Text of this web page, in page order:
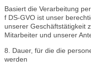
Basiert die Verarbeitung
f DS-GVO ist unser
unserer Geschäftstätigkeit
Mitarbeiter und unserer
8. Dauer, für die die
werden